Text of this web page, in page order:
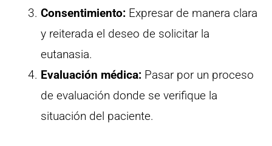
Consentimiento: Expresar de manera clara
y reiterada el deseo de solicitar la
eutanasia.
Evaluación médica: Pasar por un proceso
de evaluación donde se verifique la
situación del paciente.